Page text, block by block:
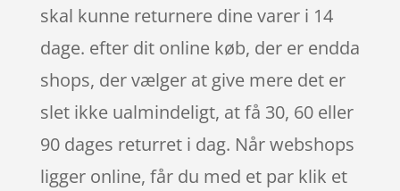
skal kunne returnere dine varer i 14
dage. efter dit online køb, der er endda
shops, der vælger at give mere det er
slet ikke ualmindeligt, at få 30, 60 eller
90 dages returret i dag. Når webshops
ligger online, får du med et par klik et